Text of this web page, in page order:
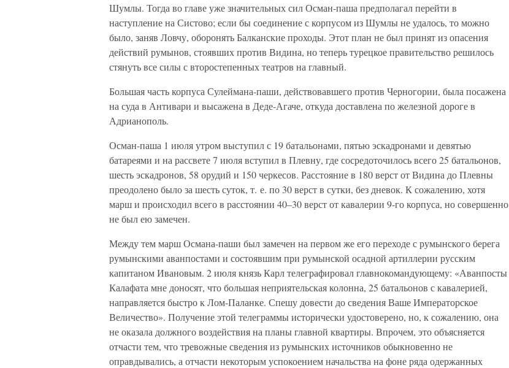
Шумлы. Тогда во главе уже значительных сил Осман-паша предполагал перейти в
наступление на Систово; если бы соединение с корпусом из Шумлы не удалось, то можно
было, заняв Ловчу, оборонять Балканские проходы. Этот план не был принят из опасения
действий румынов, стоявших против Видина, но теперь турецкое правительство решилось
стянуть все силы с второстепенных театров на главный.
Большая часть корпуса Сулеймана-паши, действовавшего против Черногории, была посажена
на суда в Антивари и высажена в Деде-Агаче, откуда доставлена по железной дороге в
Адрианополь.
Осман-паша 1 июля утром выступил с 19 батальонами, пятью эскадронами и девятью
батареями и на рассвете 7 июля вступил в Плевну, где сосредоточилось всего 25 батальонов,
шесть эскадронов, 58 орудий и 150 черкесов. Расстояние в 180 верст от Видина до Плевны
преодолено было за шесть суток, т. е. по 30 верст в сутки, без дневок. К сожалению, хотя
марш и происходил всего в расстоянии 40–30 верст от кавалерии 9-го корпуса, но совершенно
не был ею замечен.
Между тем марш Османа-паши был замечен на первом же его переходе с румынского берега
румынскими аванпостами и состоявшим при румынской осадной артиллерии русским
капитаном Ивановым. 2 июля князь Карл телеграфировал главнокомандующему: «Аванпосты
Калафата мне доносят, что большая неприятельская колонна, 25 батальонов с кавалерией,
направляется быстро к Лом-Паланке. Спешу довести до сведения Ваше Императорское
Величество». Получение этой телеграммы исторически удостоверено, но, к сожалению, она
не оказала должного воздействия на планы главной квартиры. Впрочем, это объясняется
отчасти тем, что тревожные сведения из румынских источников обыкновенно не
оправдывались, а отчасти некоторым успокоением начальства на фоне ряда одержанных